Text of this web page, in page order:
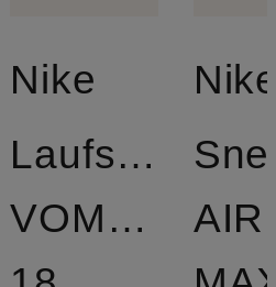
Nike
Laufschuhe
VOMEROAIR